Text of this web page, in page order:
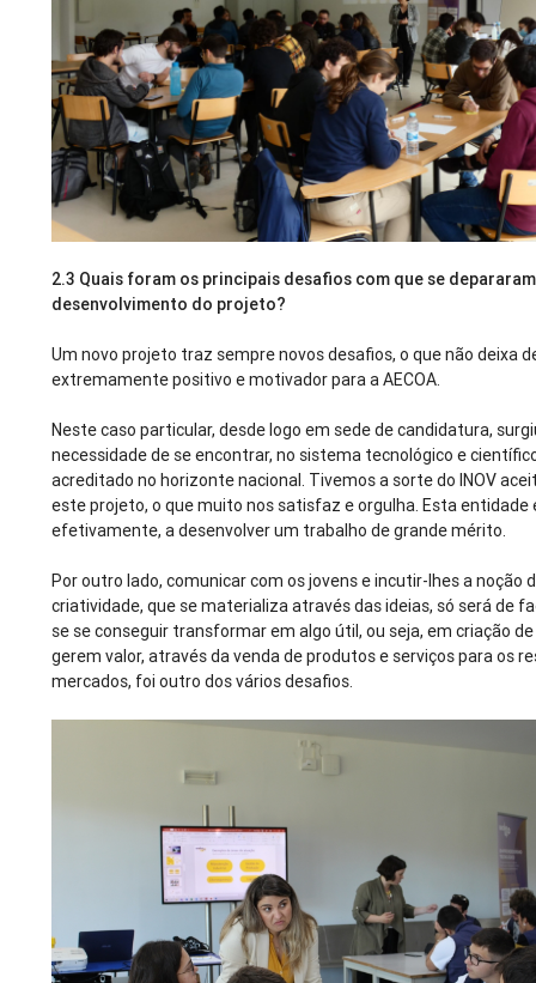
2.3 Quais foram os principais desafios com que se
desenvolvimento do projeto?
Um novo projeto traz sempre novos desafios, o que não deixa
extremamente positivo e motivador para a AECOA.
Neste caso particular, desde logo em sede de candidatura,
necessidade de se encontrar, no sistema tecnológico e
acreditado no horizonte nacional. Tivemos a sorte do INOV
este projeto, o que muito nos satisfaz e orgulha. Esta entidade
efetivamente, a desenvolver um trabalho de grande mérito.
Por outro lado, comunicar com os jovens e incutir-lhes a noção
criatividade, que se materializa através das ideias, só será de
se se conseguir transformar em algo útil, ou seja, em criação
gerem valor, através da venda de produtos e serviços para os
mercados, foi outro dos vários desafios.